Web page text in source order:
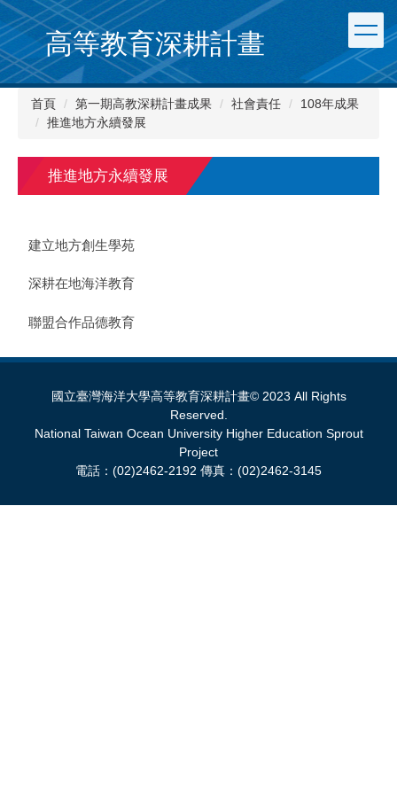
跳
到
主
要
內
高等教育深耕計畫
首頁 第一期高教深耕計畫成果 社會責任
108年成果
推進地方永續發展
推進地方永續發展
建立地方創生學苑
深耕在地海洋教育
聯盟合作品德教育
國立臺灣海洋大學高等教育深耕計畫© 2023 All Rights
Reserved.
National Taiwan Ocean University Higher Education Sprout
Project
電話：(02)2462-2192 傳真：(02)2462-3145